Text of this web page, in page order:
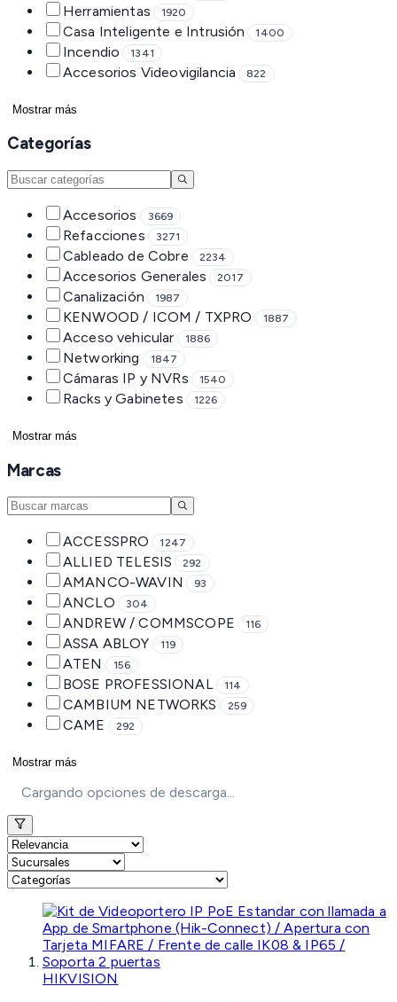
Herramientas 1920
Casa Inteligente e Intrusión 1400
Incendio 1341
Accesorios Videovigilancia 822
Mostrar más
Categorías
Accesorios 3669
Refacciones 3271
Cableado de Cobre 2234
Accesorios Generales 2017
Canalización 1987
KENWOOD / ICOM / TXPRO 1887
Acceso vehicular 1886
Networking 1847
Cámaras IP y NVRs 1540
Racks y Gabinetes 1226
Mostrar más
Marcas
ACCESSPRO 1247
ALLIED TELESIS 292
AMANCO-WAVIN 93
ANCLO 304
ANDREW / COMMSCOPE 116
ASSA ABLOY 119
ATEN 156
BOSE PROFESSIONAL 114
CAMBIUM NETWORKS 259
CAME 292
Mostrar más
Cargando opciones de descarga...
HIKVISION